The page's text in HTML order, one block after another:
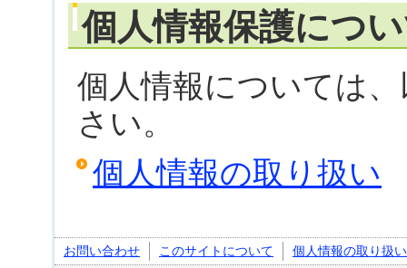
個人情報保護につ
個人情報については
さい。
個人情報の取り扱い
お問い合わせ このサイトについて 個人情報の取り扱い